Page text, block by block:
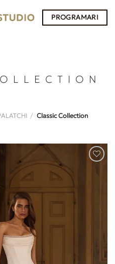
PROGRAMARI
/ Classic Collection